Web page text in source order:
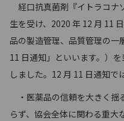
経口抗真菌剤『イトラコナ
生を受け、2020 年 12 月 11
品の製造管理、品質管理の一
11 日通知」といいます。）
しました。12 月 11 日通知で
・医薬品の信頼を大きく揺
らず、協会全体に関わる重